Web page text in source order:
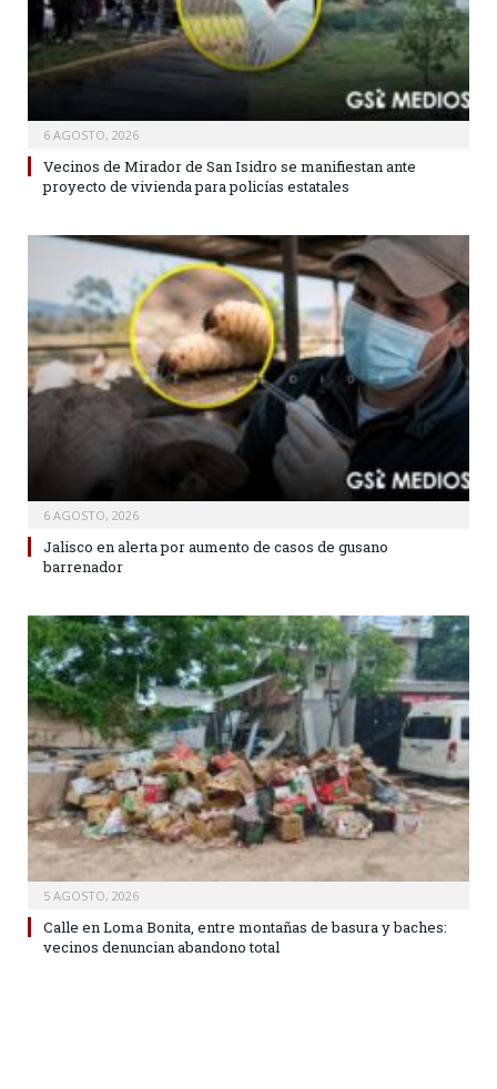
6 AGOSTO, 2026
Vecinos de Mirador de San Isidro se manifiestan ante
proyecto de vivienda para policías estatales
6 AGOSTO, 2026
Jalisco en alerta por aumento de casos de gusano
barrenador
5 AGOSTO, 2026
Calle en Loma Bonita, entre montañas de basura y baches:
vecinos denuncian abandono total